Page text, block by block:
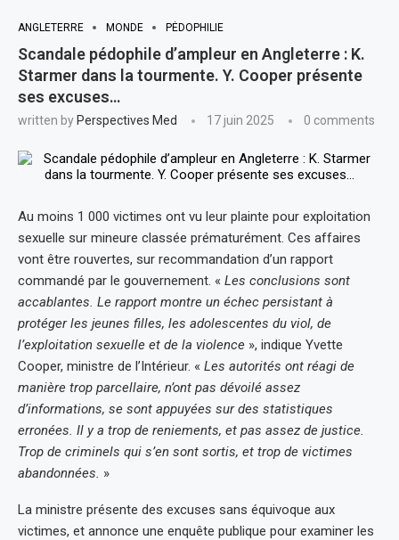
ANGLETERRE MONDE PÉDOPHILIE
Scandale pédophile d’ampleur en Angleterre : K.
Starmer dans la tourmente. Y. Cooper présente
ses excuses…
written by Perspectives Med 17 juin 2025 0 comments
Au moins 1 000 victimes ont vu leur plainte pour exploitation
sexuelle sur mineure classée prématurément. Ces affaires
vont être rouvertes, sur recommandation d’un rapport
commandé par le gouvernement. « Les conclusions sont
accablantes. Le rapport montre un échec persistant à
protéger les jeunes filles, les adolescentes du viol, de
l’exploitation sexuelle et de la violence », indique Yvette
Cooper, ministre de l’Intérieur. « Les autorités ont réagi de
manière trop parcellaire, n’ont pas dévoilé assez
d’informations, se sont appuyées sur des statistiques
erronées. Il y a trop de reniements, et pas assez de justice.
Trop de criminels qui s’en sont sortis, et trop de victimes
abandonnées. »
La ministre présente des excuses sans équivoque aux
victimes, et annonce une enquête publique pour examiner les